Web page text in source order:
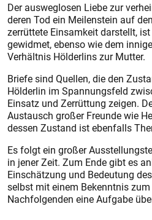
Der ausweglosen Liebe zur
deren Tod ein Meilenstein auf
zerrüttete Einsamkeit darstellt,
gewidmet, ebenso wie dem
Verhältnis Hölderlins zur Mutter.
Briefe sind Quellen, die den
Hölderlin im Spannungsfeld
Einsatz und Zerrüttung zeigen.
Austausch großer Freunde wie
dessen Zustand ist ebenfalls
Es folgt ein großer
in jener Zeit. Zum Ende gibt es
Einschätzung und Bedeutung
selbst mit einem Bekenntnis
Nachfolgenden eine Aufgabe